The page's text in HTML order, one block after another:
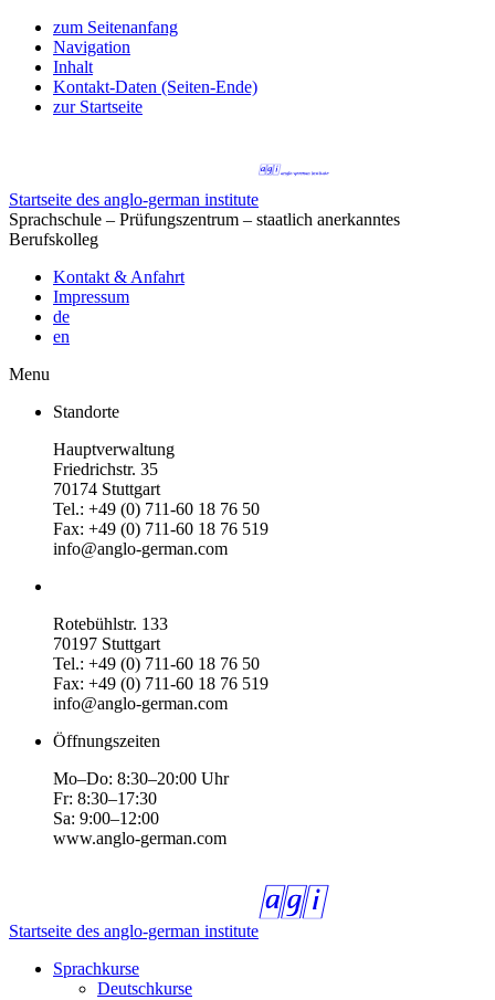
zum Seitenanfang
Navigation
Inhalt
Kontakt-Daten (Seiten-Ende)
zur Startseite
Startseite des anglo-german institute
Sprachschule – Prüfungszentrum – staatlich anerkanntes
Berufskolleg
Kontakt & Anfahrt
Impressum
de
en
Menu
Standorte
Hauptverwaltung
Friedrichstr. 35
70174 Stuttgart
Tel.: +49 (0) 711-60 18 76 50
Fax: +49 (0) 711-60 18 76 519
info@anglo-german.com
Rotebühlstr. 133
70197 Stuttgart
Tel.: +49 (0) 711-60 18 76 50
Fax: +49 (0) 711-60 18 76 519
info@anglo-german.com
Öffnungszeiten
Mo–Do: 8:30–20:00 Uhr
Fr: 8:30–17:30
Sa: 9:00–12:00
www.anglo-german.com
Startseite des anglo-german institute
Sprachkurse
Deutschkurse